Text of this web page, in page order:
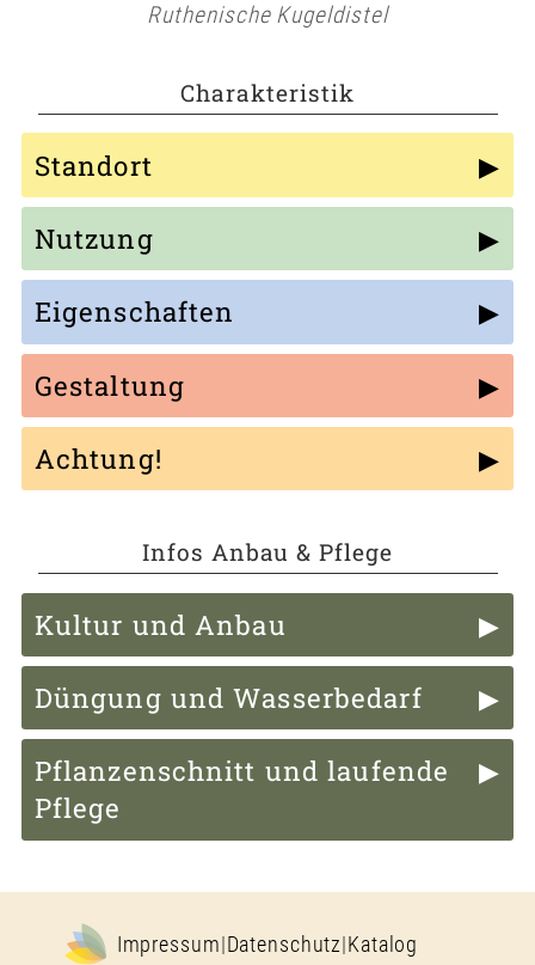
Ruthenische Kugeldistel
Charakteristik
Standort
Nutzung
Eigenschaften
Gestaltung
Achtung!
Infos Anbau & Pflege
Kultur und Anbau
Düngung und Wasserbedarf
Pflanzenschnitt und laufende
Pflege
Impressum Datenschutz Katalog